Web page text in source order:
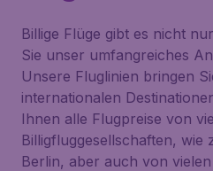
Billige Flüge gibt es nicht
Sie unser umfangreiches
Unsere Fluglinien bringen
internationalen
Ihnen alle Flugpreise von
Billigfluggesellschaften, wie
Berlin, aber auch von vielen